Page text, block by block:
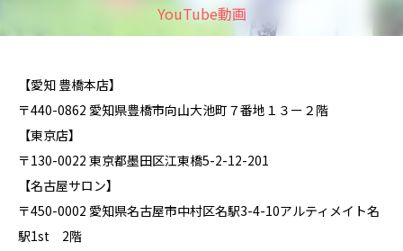
YouTube動画
【愛知 豊橋本店】
〒440-0862 愛知県豊橋市向山大池町７番地１３ー２階
【東京店】
〒130-0022 東京都墨田区江東橋5-2-12-201
【名古屋サロン】
〒450-0002 愛知県名古屋市中村区名駅3-4-10アルティメイト名
駅1st 2階